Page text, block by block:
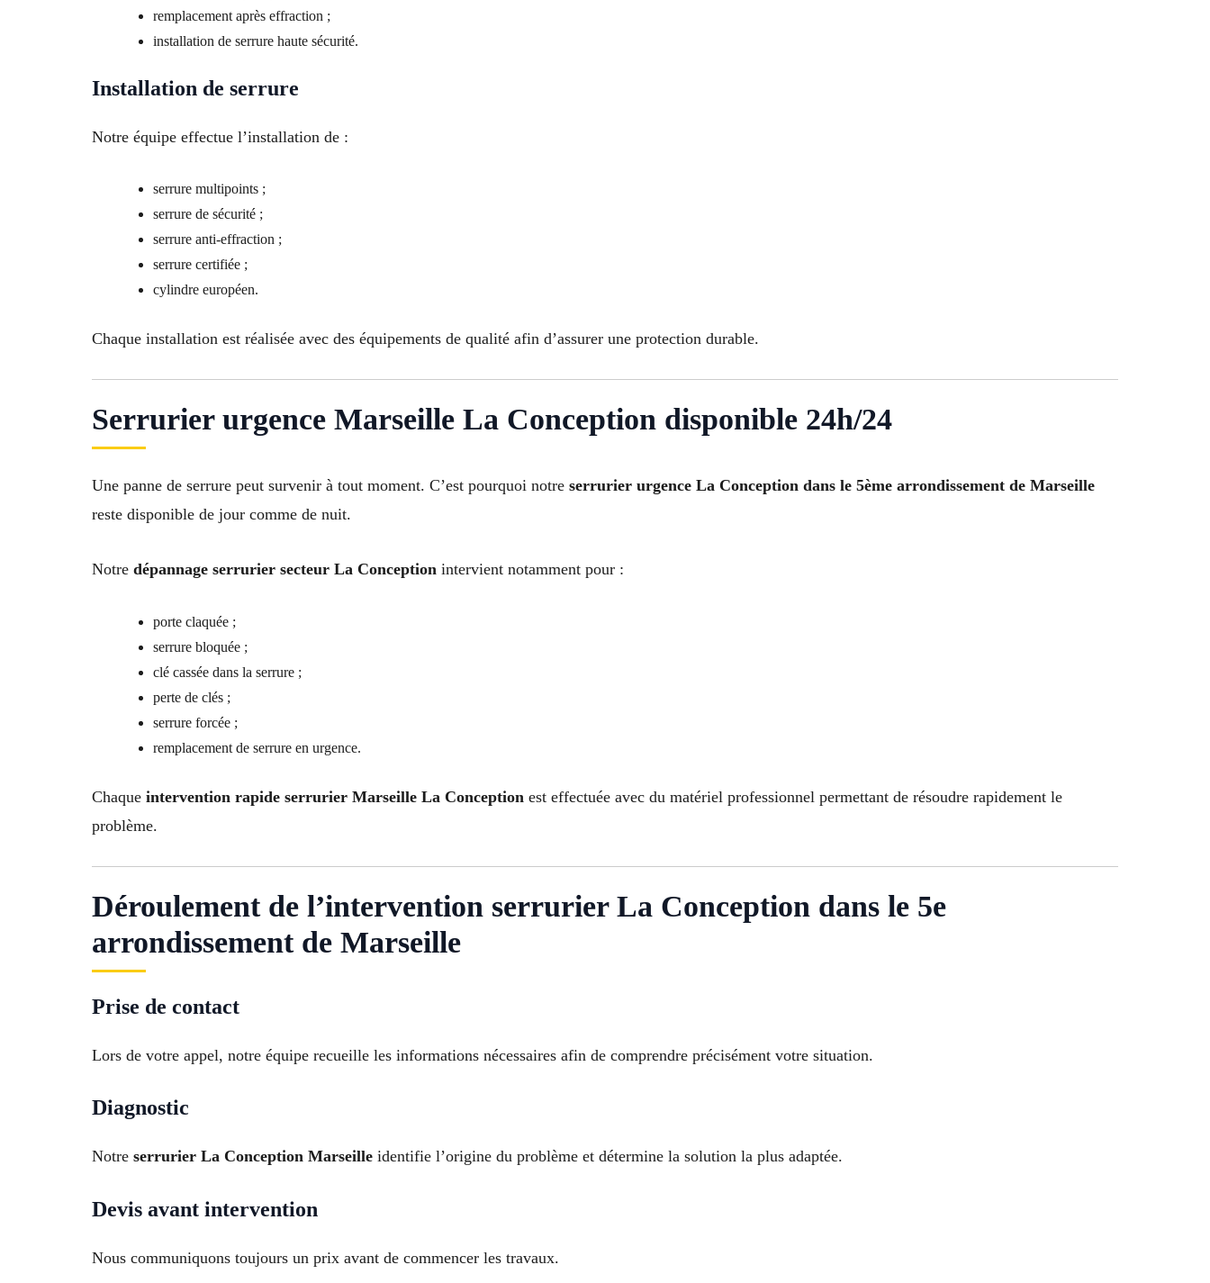
remplacement après effraction ;
installation de serrure haute sécurité.
Installation de serrure
Notre équipe effectue l’installation de :
serrure multipoints ;
serrure de sécurité ;
serrure anti-effraction ;
serrure certifiée ;
cylindre européen.
Chaque installation est réalisée avec des équipements de qualité afin d’assurer une protection durable.
Serrurier urgence Marseille La Conception disponible 24h/24
Une panne de serrure peut survenir à tout moment. C’est pourquoi notre serrurier urgence La Conception dans le 5ème arrondissement de Marseille
reste disponible de jour comme de nuit.
Notre dépannage serrurier secteur La Conception intervient notamment pour :
porte claquée ;
serrure bloquée ;
clé cassée dans la serrure ;
perte de clés ;
serrure forcée ;
remplacement de serrure en urgence.
Chaque intervention rapide serrurier Marseille La Conception est effectuée avec du matériel professionnel permettant de résoudre rapidement le
problème.
Déroulement de l’intervention serrurier La Conception dans le 5e
arrondissement de Marseille
Prise de contact
Lors de votre appel, notre équipe recueille les informations nécessaires afin de comprendre précisément votre situation.
Diagnostic
Notre serrurier La Conception Marseille identifie l’origine du problème et détermine la solution la plus adaptée.
Devis avant intervention
Nous communiquons toujours un prix avant de commencer les travaux.